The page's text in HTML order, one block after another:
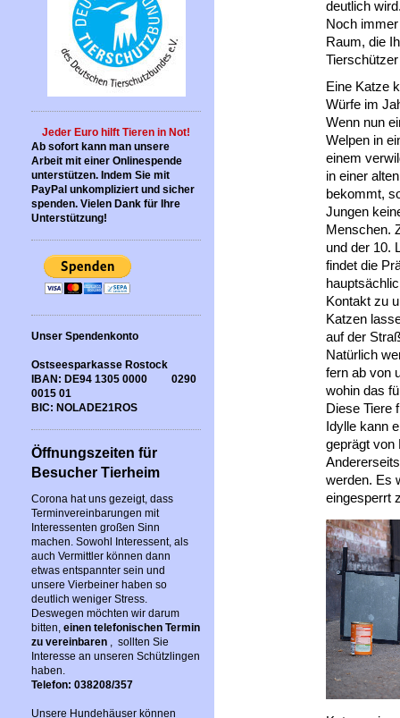
deutlich
Noch
Raum, die
Eine Katze
Würfe im
Wenn nun
Welpen in
einem
in einer
bekommt,
Jungen
Menschen.
und der 10.
findet die
Kontakt zu
Katzen
auf der
Natürlich
fern ab von
wohin das
Diese Tiere
Idylle kann
geprägt von
werden. Es
eingesperrt
Jeder Euro hilft Tieren in Not!
Ab sofort kann man unsere
Arbeit mit einer Onlinespende
unterstützen. Indem Sie mit
PayPal unkompliziert und sicher
spenden. Vielen Dank für Ihre
Unterstützung!
Unser Spendenkonto
Ostseesparkasse Rostock
IBAN: DE94 1305 0000 0290
0015 01
BIC: NOLADE21ROS
Öffnungszeiten für
Besucher Tierheim
Corona hat uns gezeigt, dass
Terminvereinbarungen mit
Interessenten großen Sinn
machen. Sowohl Interessent, als
auch Vermittler können dann
etwas entspannter sein und
unsere Vierbeiner haben so
deutlich weniger Stress.
Deswegen möchten wir darum
bitten, einen telefonischen Termin
zu vereinbaren , sollten Sie
Interesse an unseren Schützlingen
haben.
Telefon: 038208/357
Unsere Hundehäuser können